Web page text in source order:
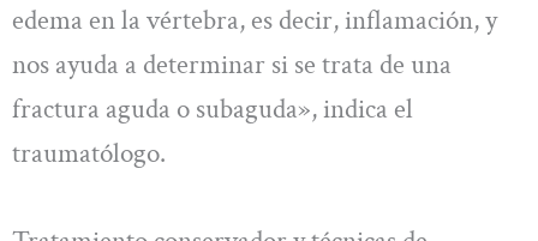
edema en la vértebra, es decir, inflamación, y
nos ayuda a determinar si se trata de una
fractura aguda o subaguda», indica el
traumatólogo.